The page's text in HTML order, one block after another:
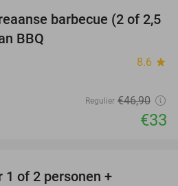
30%
barbecue (2 of 2,5
BBQ
8.6 star
Regulier €46,90
€33
1 of 2 personen +